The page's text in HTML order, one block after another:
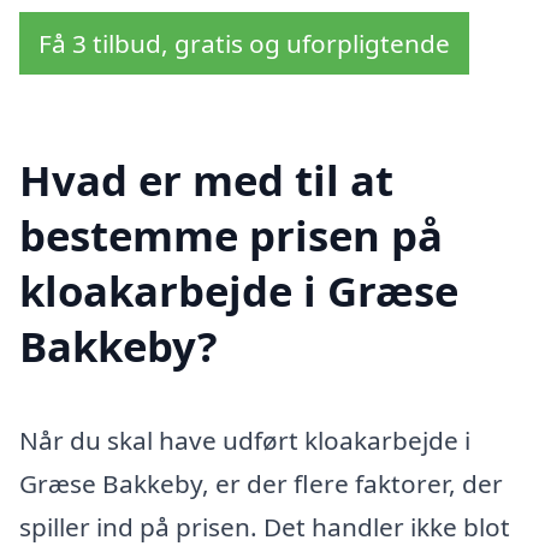
Få 3 tilbud, gratis og uforpligtende
Hvad er med til at
bestemme prisen på
kloakarbejde i Græse
Bakkeby?
Når du skal have udført kloakarbejde i
Græse Bakkeby, er der flere faktorer, der
spiller ind på prisen. Det handler ikke blot